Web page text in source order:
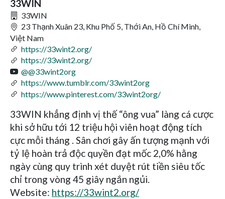
33WIN
33WIN
23 Thạnh Xuân 23, Khu Phố 5, Thới An, Hồ Chí Minh,
Việt Nam
https://33wint2.org/
https://33wint2.org/
@@33wint2org
https://www.tumblr.com/33wint2org
https://www.pinterest.com/33wint2org/
33WIN khẳng định vị thế “ông vua” làng cá cược
khi sở hữu tới 12 triệu hội viên hoạt động tích
cực mỗi tháng . Sân chơi gây ấn tượng mạnh với
tỷ lệ hoàn trả độc quyền đạt mốc 2,0% hằng
ngày cùng quy trình xét duyệt rút tiền siêu tốc
chỉ trong vòng 45 giây ngắn ngủi.
Website: https://33wint2.org/